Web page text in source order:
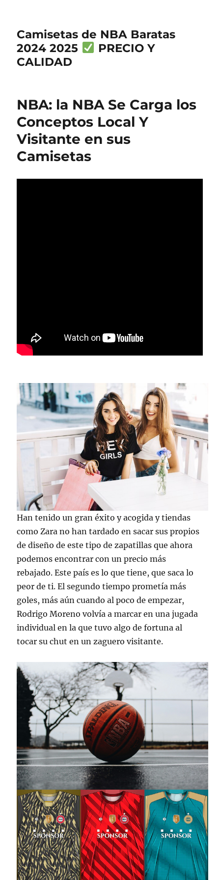
Camisetas de NBA Baratas
2024 2025
PRECIO Y
CALIDAD
NBA: la NBA Se Carga los
Conceptos Local Y
Visitante en sus
Camisetas
Han tenido un gran éxito y acogida y tiendas
como Zara no han tardado en sacar sus propios
de diseño de este tipo de zapatillas que ahora
podemos encontrar con un precio más
rebajado. Este país es lo que tiene, que saca lo
peor de ti. El segundo tiempo prometía más
goles, más aún cuando al poco de empezar,
Rodrigo Moreno volvía a marcar en una jugada
individual en la que tuvo algo de fortuna al
tocar su chut en un zaguero visitante.